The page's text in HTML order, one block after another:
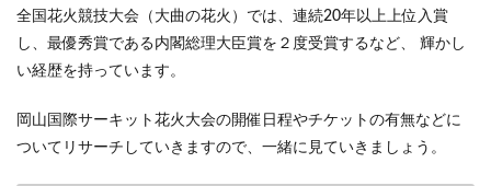
全国花火競技大会（大曲の花火）では、連続20年以上上位入賞
し、最優秀賞である内閣総理大臣賞を２度受賞するなど、 輝かし
い経歴を持っています。
岡山国際サーキット花火大会の開催日程やチケットの有無などに
ついてリサーチしていきますので、一緒に見ていきましょう。